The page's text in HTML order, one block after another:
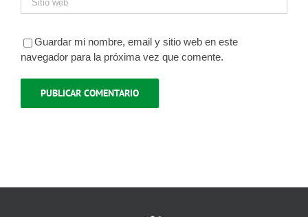
Guardar mi nombre, email y sitio web en este
navegador para la próxima vez que comente.